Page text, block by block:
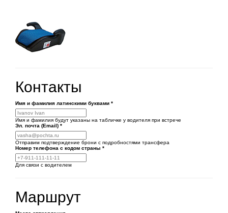
Контакты
Имя и фамилия латинскими буквами *
Имя и фамилия будут указаны на табличке у водителя при встрече
Эл. почта (Email) *
Отправим подтверждение брони с подробностями трансфера
Номер телефона с кодом страны *
Для связи с водителем
Маршрут